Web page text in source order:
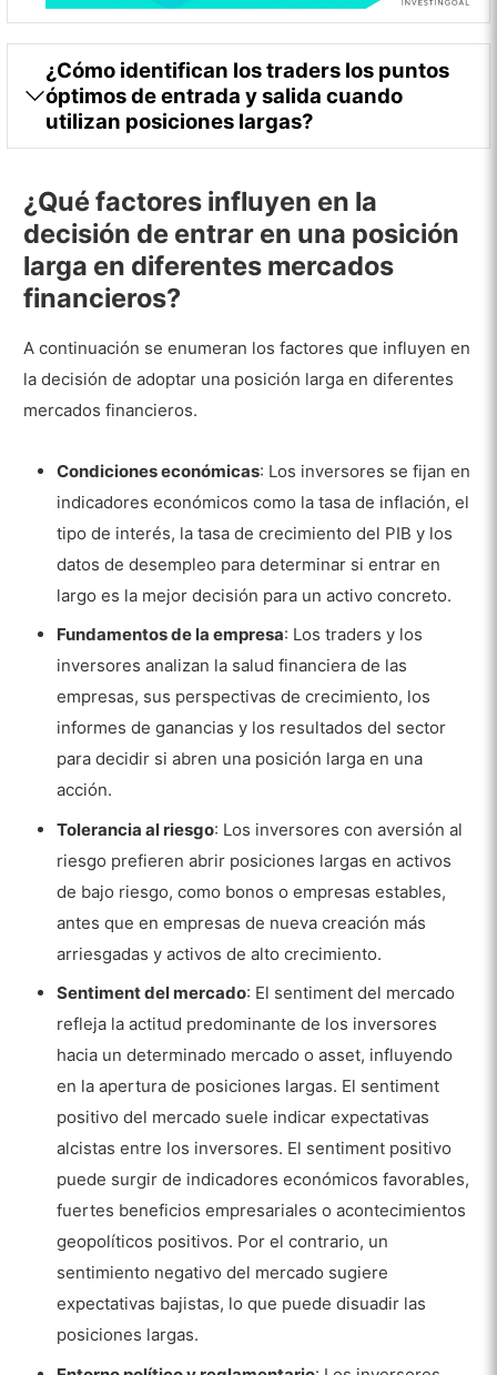
¿Cómo identifican los traders los puntos
óptimos de entrada y salida cuando
utilizan posiciones largas?
¿Qué factores influyen en la
decisión de entrar en una posición
larga en diferentes mercados
financieros?
A continuación se enumeran los factores que influyen en
la decisión de adoptar una posición larga en diferentes
mercados financieros.
Condiciones económicas: Los inversores se fijan en
indicadores económicos como la tasa de inflación, el
tipo de interés, la tasa de crecimiento del PIB y los
datos de desempleo para determinar si entrar en
largo es la mejor decisión para un activo concreto.
Fundamentos de la empresa: Los traders y los
inversores analizan la salud financiera de las
empresas, sus perspectivas de crecimiento, los
informes de ganancias y los resultados del sector
para decidir si abren una posición larga en una
acción.
Tolerancia al riesgo: Los inversores con aversión al
riesgo prefieren abrir posiciones largas en activos
de bajo riesgo, como bonos o empresas estables,
antes que en empresas de nueva creación más
arriesgadas y activos de alto crecimiento.
Sentiment del mercado: El sentiment del mercado
refleja la actitud predominante de los inversores
hacia un determinado mercado o asset, influyendo
en la apertura de posiciones largas. El sentiment
positivo del mercado suele indicar expectativas
alcistas entre los inversores. El sentiment positivo
puede surgir de indicadores económicos favorables,
fuertes beneficios empresariales o acontecimientos
geopolíticos positivos. Por el contrario, un
sentimiento negativo del mercado sugiere
expectativas bajistas, lo que puede disuadir las
posiciones largas.